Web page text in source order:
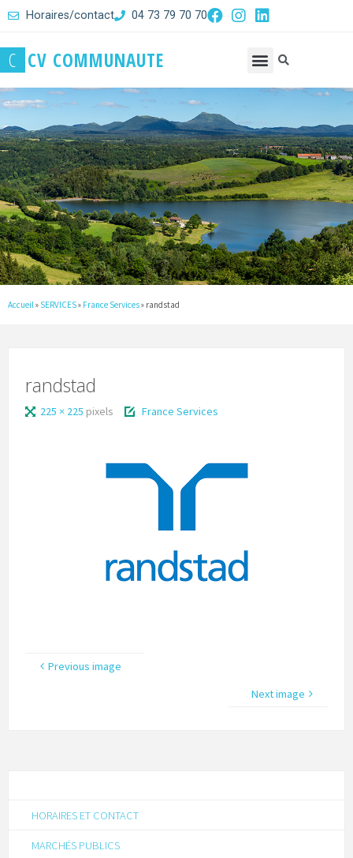
Horaires/contact 04 73 79 70 70
C CV COMMUNAUTE
Accueil » SERVICES» France Services» randstad
randstad
225 × 225 pixels France Services
Previous image
Next image
HORAIRES ET CONTACT
MARCHÉS PUBLICS